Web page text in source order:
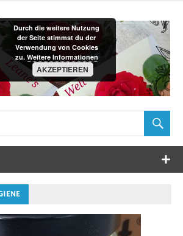
Leane´s-
Welt
Durch die weitere Nutzung
der Seite stimmst du der
Verwendung von Cookies
zu. Weitere Informationen
AKZEPTIEREN